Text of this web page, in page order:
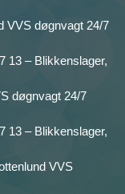
VVS døgnvagt 24/7
13 – Blikkenslager,
døgnvagt 24/7
13 – Blikkenslager,
VVS